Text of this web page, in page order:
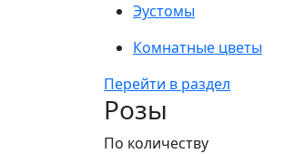
Эустомы
Комнатные цветы
Перейти в раздел
Розы
По количеству